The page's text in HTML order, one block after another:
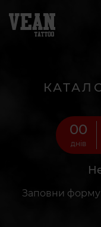
00
днів
Заповни форму